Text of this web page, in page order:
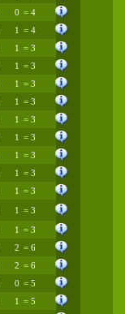
0 = 4
1 = 4
1 = 3
1 = 3
1 = 3
1 = 3
1 = 3
1 = 3
1 = 3
1 = 3
1 = 3
1 = 3
1 = 3
2 = 6
2 = 6
0 = 5
1 = 5